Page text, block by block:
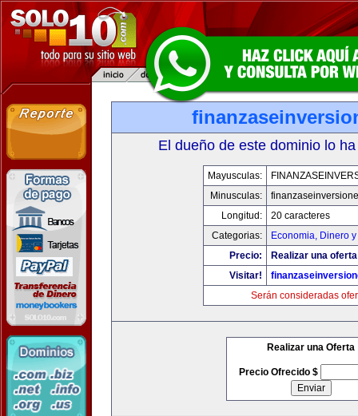
El dueño de este dominio lo
Mayusculas:
Minusculas:
Longitud:
20 caracteres
Categorias:
Economia, Dinero
Precio:
Realizar una
Visitar!
Serán consideradas
Realizar una Oferta
Precio Ofrecido $